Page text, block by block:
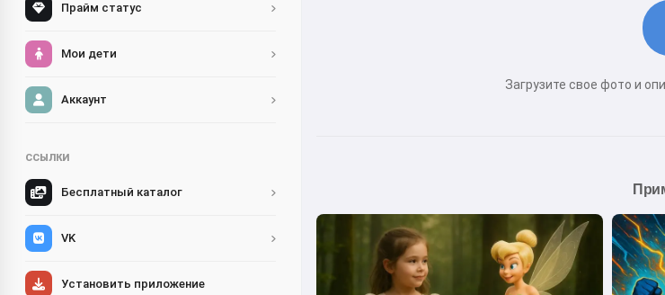
Прайм статус
Мои дети
Аккаунт
ССЫЛКИ
Бесплатный каталог
VK
Установить приложение
Загрузите свое фото и